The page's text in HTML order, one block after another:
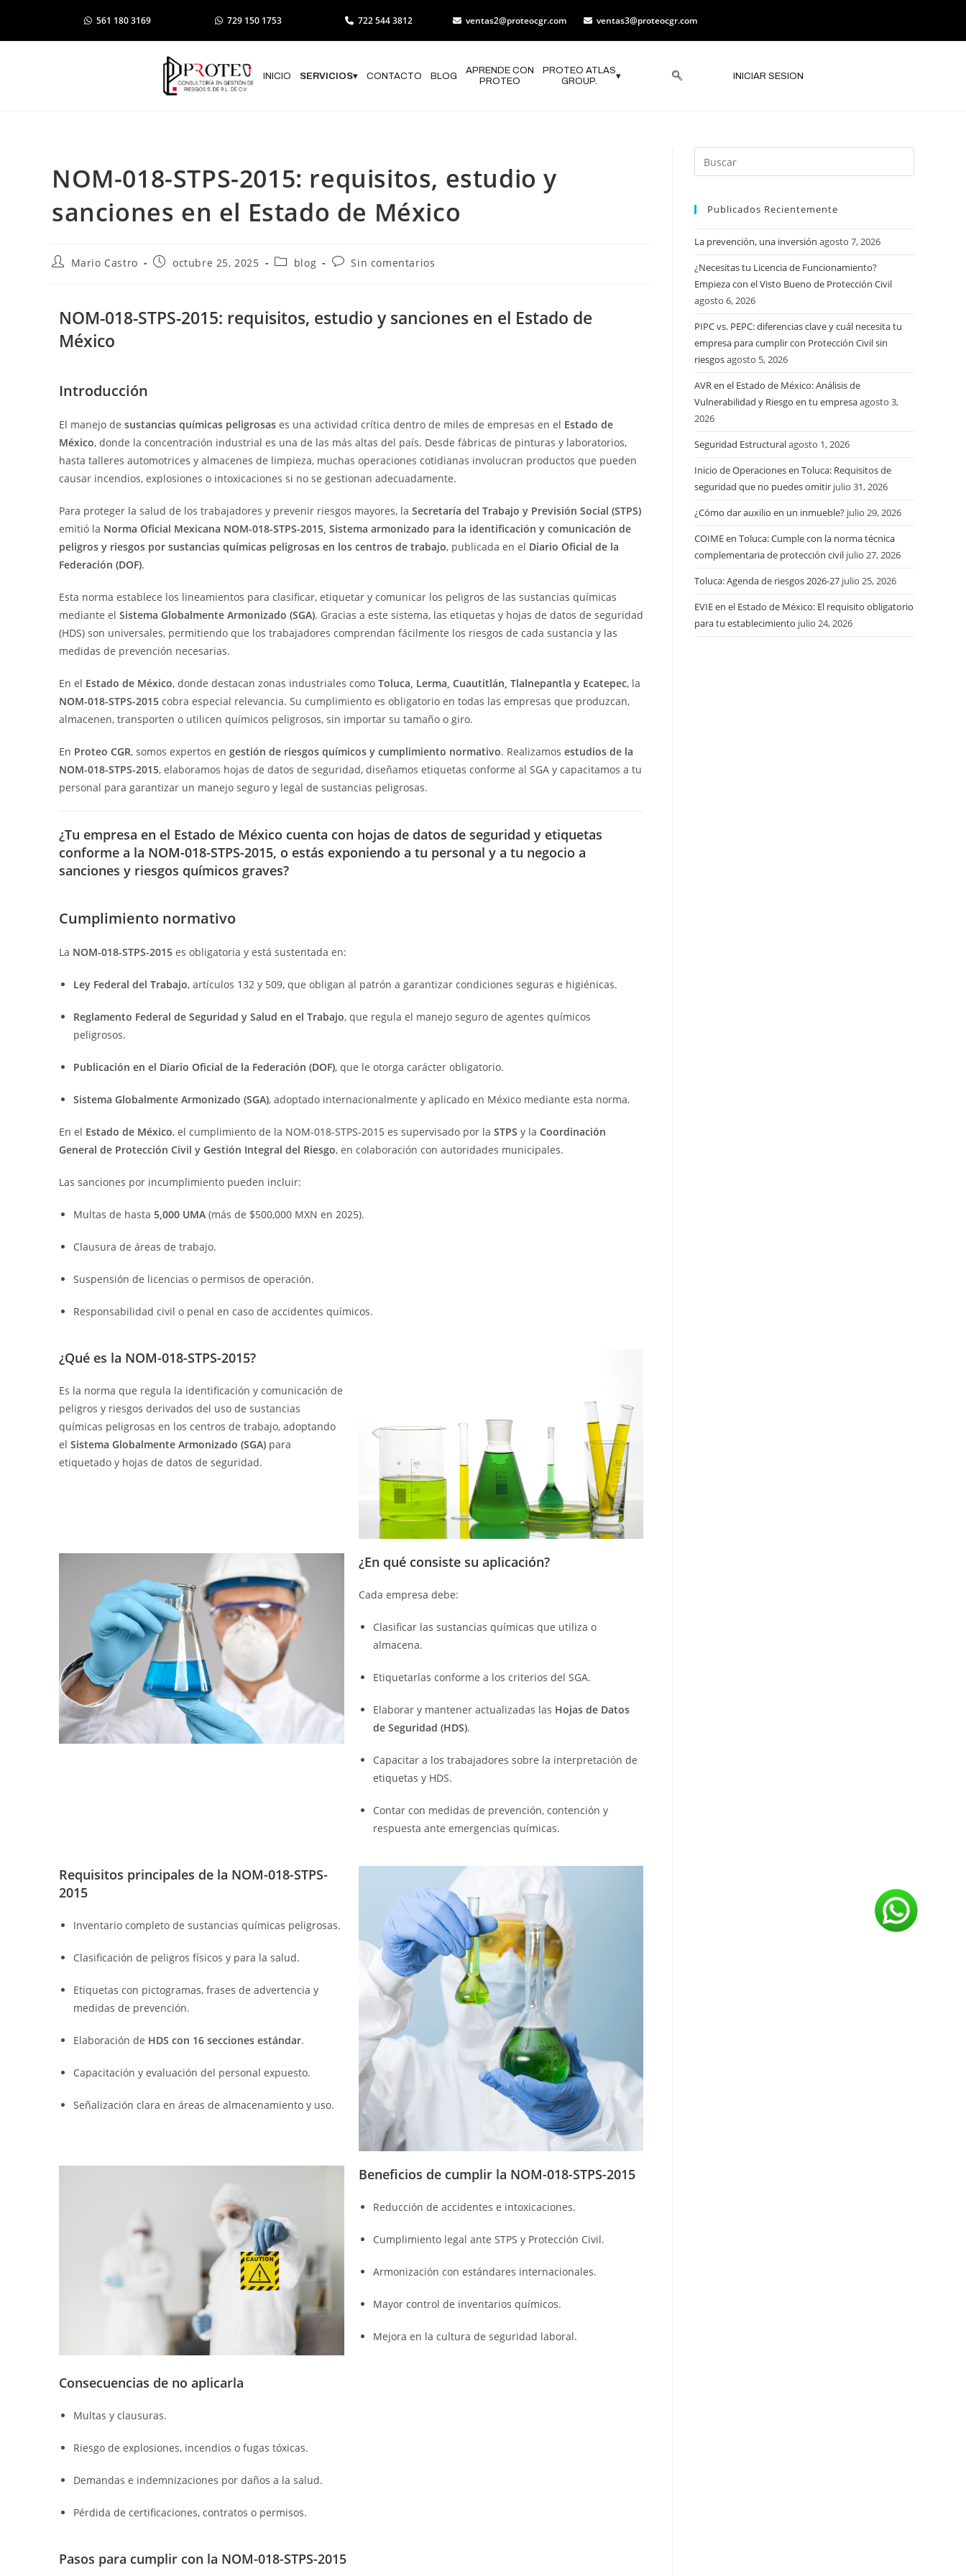
561 180 3169 729 150 1753 722 544 3812 ventas2@proteocgr.com ventas3@proteocgr.com
INICIO SERVICIOS▾ CONTACTO BLOG
APRENDE CON
PROTEO
PROTEO ATLAS
GROUP.
▾ INICIAR SESION
NOM-018-STPS-2015: requisitos, estudio y
sanciones en el Estado de México
Mario Castro octubre 25, 2025 blog Sin comentarios
NOM-018-STPS-2015: requisitos, estudio y sanciones en el Estado de
México
Introducción
El manejo de sustancias químicas peligrosas es una actividad crítica dentro de miles de empresas en el Estado de
México, donde la concentración industrial es una de las más altas del país. Desde fábricas de pinturas y laboratorios,
hasta talleres automotrices y almacenes de limpieza, muchas operaciones cotidianas involucran productos que pueden
causar incendios, explosiones o intoxicaciones si no se gestionan adecuadamente.
Para proteger la salud de los trabajadores y prevenir riesgos mayores, la Secretaría del Trabajo y Previsión Social (STPS)
emitió la Norma Oficial Mexicana NOM-018-STPS-2015, Sistema armonizado para la identificación y comunicación de
peligros y riesgos por sustancias químicas peligrosas en los centros de trabajo, publicada en el Diario Oficial de la
Federación (DOF).
Esta norma establece los lineamientos para clasificar, etiquetar y comunicar los peligros de las sustancias químicas
mediante el Sistema Globalmente Armonizado (SGA). Gracias a este sistema, las etiquetas y hojas de datos de seguridad
(HDS) son universales, permitiendo que los trabajadores comprendan fácilmente los riesgos de cada sustancia y las
medidas de prevención necesarias.
En el Estado de México, donde destacan zonas industriales como Toluca, Lerma, Cuautitlán, Tlalnepantla y Ecatepec, la
NOM-018-STPS-2015 cobra especial relevancia. Su cumplimiento es obligatorio en todas las empresas que produzcan,
almacenen, transporten o utilicen químicos peligrosos, sin importar su tamaño o giro.
En Proteo CGR, somos expertos en gestión de riesgos químicos y cumplimiento normativo. Realizamos estudios de la
NOM-018-STPS-2015, elaboramos hojas de datos de seguridad, diseñamos etiquetas conforme al SGA y capacitamos a tu
personal para garantizar un manejo seguro y legal de sustancias peligrosas.
¿Tu empresa en el Estado de México cuenta con hojas de datos de seguridad y etiquetas
conforme a la NOM-018-STPS-2015, o estás exponiendo a tu personal y a tu negocio a
sanciones y riesgos químicos graves?
Cumplimiento normativo
La NOM-018-STPS-2015 es obligatoria y está sustentada en:
Ley Federal del Trabajo, artículos 132 y 509, que obligan al patrón a garantizar condiciones seguras e higiénicas.
Reglamento Federal de Seguridad y Salud en el Trabajo, que regula el manejo seguro de agentes químicos
peligrosos.
Publicación en el Diario Oficial de la Federación (DOF), que le otorga carácter obligatorio.
Sistema Globalmente Armonizado (SGA), adoptado internacionalmente y aplicado en México mediante esta norma.
En el Estado de México, el cumplimiento de la NOM-018-STPS-2015 es supervisado por la STPS y la Coordinación
General de Protección Civil y Gestión Integral del Riesgo, en colaboración con autoridades municipales.
Las sanciones por incumplimiento pueden incluir:
Multas de hasta 5,000 UMA (más de $500,000 MXN en 2025).
Clausura de áreas de trabajo.
Suspensión de licencias o permisos de operación.
Responsabilidad civil o penal en caso de accidentes químicos.
¿Qué es la NOM-018-STPS-2015?
Es la norma que regula la identificación y comunicación de
peligros y riesgos derivados del uso de sustancias
químicas peligrosas en los centros de trabajo, adoptando
el Sistema Globalmente Armonizado (SGA) para
etiquetado y hojas de datos de seguridad.
¿En qué consiste su aplicación?
Cada empresa debe:
Clasificar las sustancias químicas que utiliza o
almacena.
Etiquetarlas conforme a los criterios del SGA.
Elaborar y mantener actualizadas las Hojas de Datos
de Seguridad (HDS).
Capacitar a los trabajadores sobre la interpretación de
etiquetas y HDS.
Contar con medidas de prevención, contención y
respuesta ante emergencias químicas.
Requisitos principales de la NOM-018-STPS-
2015
Inventario completo de sustancias químicas peligrosas.
Clasificación de peligros físicos y para la salud.
Etiquetas con pictogramas, frases de advertencia y
medidas de prevención.
Elaboración de HDS con 16 secciones estándar.
Capacitación y evaluación del personal expuesto.
Señalización clara en áreas de almacenamiento y uso.
Beneficios de cumplir la NOM-018-STPS-2015
Reducción de accidentes e intoxicaciones.
Cumplimiento legal ante STPS y Protección Civil.
Armonización con estándares internacionales.
Mayor control de inventarios químicos.
Mejora en la cultura de seguridad laboral.
Consecuencias de no aplicarla
Multas y clausuras.
Riesgo de explosiones, incendios o fugas tóxicas.
Demandas e indemnizaciones por daños a la salud.
Pérdida de certificaciones, contratos o permisos.
Pasos para cumplir con la NOM-018-STPS-2015
Publicados Recientemente
La prevención, una inversión agosto 7, 2026
¿Necesitas tu Licencia de Funcionamiento?
Empieza con el Visto Bueno de Protección Civil
agosto 6, 2026
PIPC vs. PEPC: diferencias clave y cuál necesita tu
empresa para cumplir con Protección Civil sin
riesgosagosto 5, 2026
AVR en el Estado de México: Análisis de
Vulnerabilidad y Riesgo en tu empresaagosto 3,
2026
Seguridad Estructuralagosto 1, 2026
Inicio de Operaciones en Toluca: Requisitos de
seguridad que no puedes omitir julio 31, 2026
¿Cómo dar auxilio en un inmueble? julio 29, 2026
COIME en Toluca: Cumple con la norma técnica
complementaria de protección civil julio 27, 2026
Toluca: Agenda de riesgos 2026-27 julio 25, 2026
EVIE en el Estado de México: El requisito obligatorio
para tu establecimiento julio 24, 2026